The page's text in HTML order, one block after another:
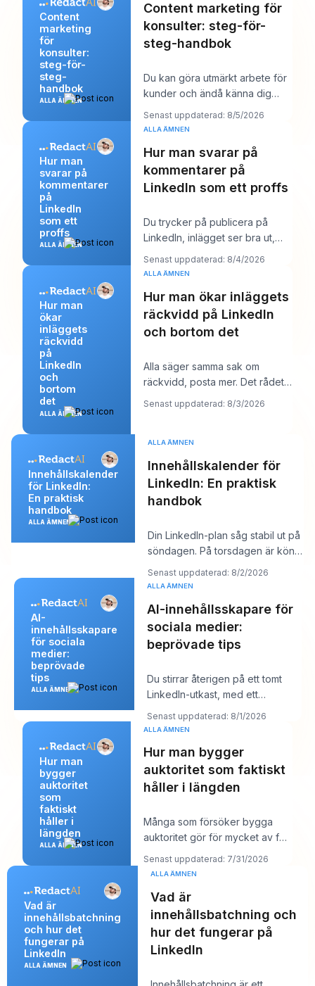
Content
marketing
för
konsulter:
steg-för-
steg-
handbok
ALLA ÄMNEN
Content marketing för
konsulter: steg-för-
steg-handbok
Du kan göra utmärkt arbete för
kunder och ändå känna dig
märkligt osynlig online. Arbetet
levereras,
Senast uppdaterad: 8/5/2026
Hur man
svarar på
kommentarer
på
LinkedIn
som ett
proffs
ALLA ÄMNEN
ALLA ÄMNEN
Hur man svarar på
kommentarer på
LinkedIn som ett proffs
Du trycker på publicera på
LinkedIn, inlägget ser bra ut,
och sedan börjar arbetet.
Några kommentare
Senast uppdaterad: 8/4/2026
Hur man
ökar
inläggets
räckvidd
på
LinkedIn
och
bortom
det
ALLA ÄMNEN
ALLA ÄMNEN
Hur man ökar inläggets
räckvidd på LinkedIn
och bortom det
Alla säger samma sak om
räckvidd, posta mer. Det rådet
låter produktivt, men det döljer
oftast kärnp
Senast uppdaterad: 8/3/2026
Innehållskalender
för LinkedIn:
En praktisk
handbok
ALLA ÄMNEN
ALLA ÄMNEN
Innehållskalender för
LinkedIn: En praktisk
handbok
Din LinkedIn-plan såg stabil ut på
söndagen. På torsdagen är kön
tom, kroken du gillade känns
platt,
Senast uppdaterad: 8/2/2026
AI-
innehållsskapare
för sociala
medier:
beprövade
tips
ALLA ÄMNEN
ALLA ÄMNEN
AI-innehållsskapare för
sociala medier:
beprövade tips
Du stirrar återigen på ett tomt
LinkedIn-utkast, med ett
kundsamtal om tio minuter och ett
inlägg so
Senast uppdaterad: 8/1/2026
Hur man
bygger
auktoritet
som
faktiskt
håller i
längden
ALLA ÄMNEN
ALLA ÄMNEN
Hur man bygger
auktoritet som faktiskt
håller i längden
Många som försöker bygga
auktoritet gör för mycket av fel
saker. De publicerar mer, jagar
större räc
Senast uppdaterad: 7/31/2026
Vad är
innehållsbatchning
och hur det
fungerar på
LinkedIn
ALLA ÄMNEN
ALLA ÄMNEN
Vad är
innehållsbatchning och
hur det fungerar på
LinkedIn